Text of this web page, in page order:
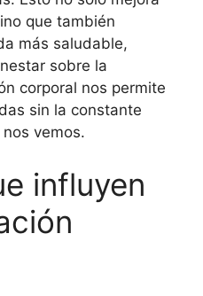
que también
más saludable,
sobre la
corporal nos permite
sin la constante
vemos.
influyen